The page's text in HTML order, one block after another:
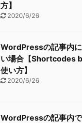
方】
2020/6/26
WordPressの記事内
い場合【Shortcodes
使い方】
2020/6/26
WordPressの記事内